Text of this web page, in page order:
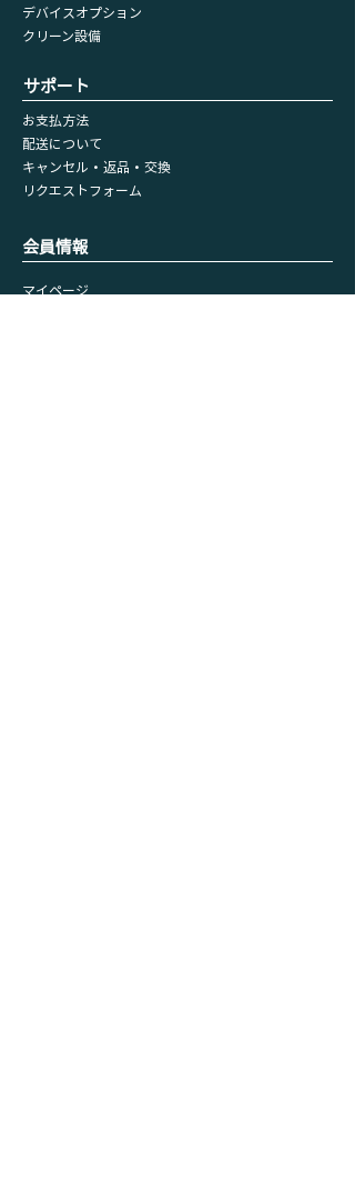
デバイスオプション
​クリーン設備
​サポート
お支払方法
配送について
キャンセル・返品・交換
リクエストフォーム
会員情報
マイページ